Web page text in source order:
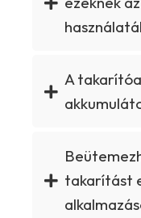
A
takarítást